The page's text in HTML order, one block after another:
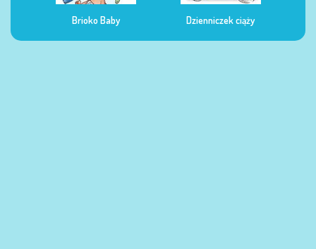
Dzienniczek ciąży Dzienniczek żywienia